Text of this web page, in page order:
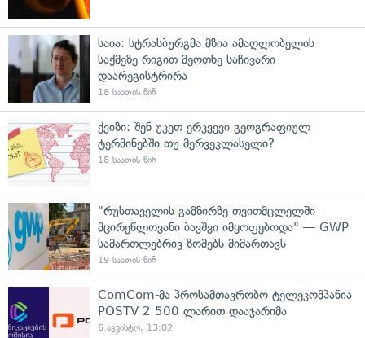
საია: სტრასბურგმა მზია ამაღლობელის
საქმეზე რიგით მეოთხე საჩივარი
დაარეგისტრირა
18 საათის წინ
ქვიზი: შენ უკეთ ერკვევი გეოგრაფიულ
ტერმინებში თუ მერვეკლასელი?
18 საათის წინ
"რუსთაველის გამზირზე თვითმცლელში
მცირეწლოვანი ბავშვი იმყოფებოდა" — GWP
სამართლებრივ ზომებს მიმართავს
19 საათის წინ
ComCom-მა პროსამთავრობო ტელეკომპანია
POSTV 2 500 ლარით დააჯარიმა
6 აგვისტო, 13:02